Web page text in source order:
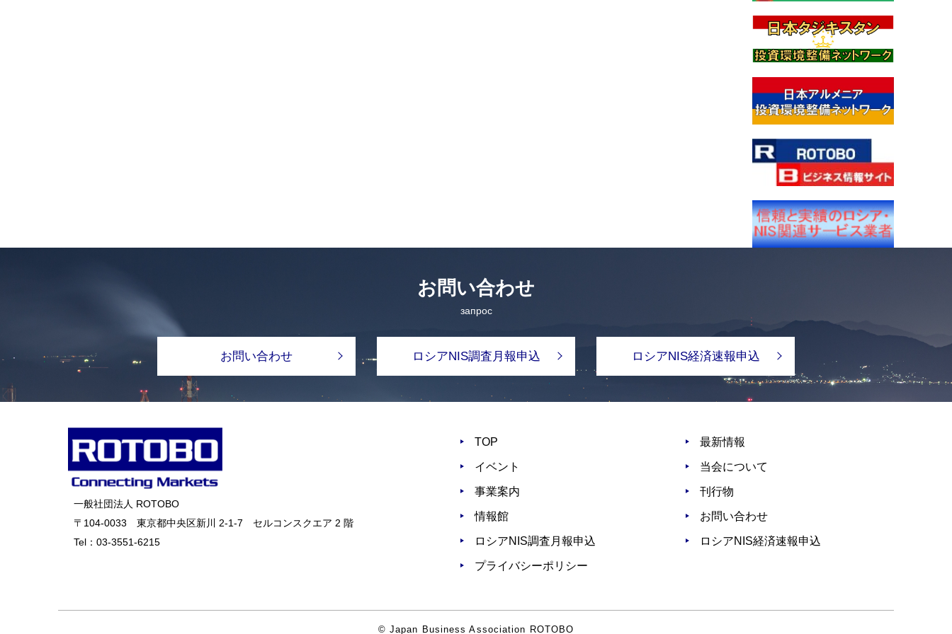
お問い合わせ
запрос
お問い合わせ ロシアNIS調査月報申込 ロシアNIS経済速報申込
一般社団法人 ROTOBO
〒104-0033 東京都中央区新川 2-1-7 セルコンスクエア 2 階
Tel： 03-3551-6215
TOP 最新情報
イベント 当会について
事業案内 刊行物
情報館 お問い合わせ
ロシアNIS調査月報申込 ロシアNIS経済速報申込
プライバシーポリシー
© Japan Business Association ROTOBO